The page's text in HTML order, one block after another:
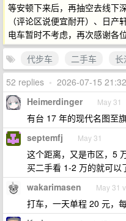
等安顿下来后，再抽空去线下
（评论区说便宜耐开）、日产
电车暂时不考虑，再次感谢各
代步车
二手车
长
52 replies • 2026-07-15
Heimerdinger May 31
有台 17 年的现代名图至
septemfj May 31
这个距离，又是市区，5
买二手看 1-2 万的就可以
wakarimasen May 31
打车，一天单程 20 元，